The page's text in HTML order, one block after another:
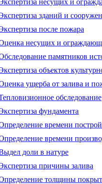
зданий и
после пожара
несущих и
памятников
объектов
ущерба от залива и
обследование
фундамента
времени
времени
доли в натуре
причины залива
толщины